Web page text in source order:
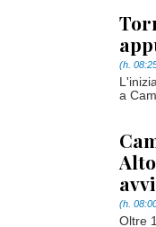
(h.
a
(h.
Oltre